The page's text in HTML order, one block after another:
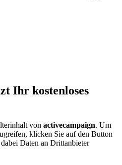
Ihr kostenloses
von activecampaign. Um
klicken Sie auf den Button
Daten an Drittanbieter